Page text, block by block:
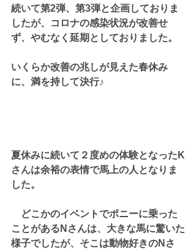
続いて第2弾、第3弾と企画しておりま
したが、コロナの感染状況が改善せ
ず、やむなく延期としておりました。
いくらか改善の兆しが見えた春休み
に、満を持して決行♪
夏休みに続いて２度めの体験となったK
さんは余裕の表情で馬上の人となりま
した。
どこかのイベントでポニーに乗った
ことがあるNさんは、大きな馬に驚いた
様子でしたが、そこは動物好きのNさ